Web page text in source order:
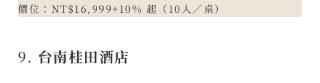
價位：NT$16,999+10% 起（10人／桌）
9. 台南桂田酒店